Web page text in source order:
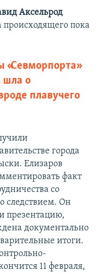
Аксельрод
происходящего пока
«Севморпорта»
шла о
плавучего
города
Елизаров
факт
со
следствием. Он
презентацию,
документально
итоги.
11 февраля,